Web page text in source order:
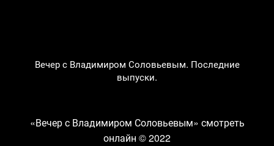
Вечер с Владимиром Соловьевым. Последние
выпуски.
«Вечер с Владимиром Соловьевым» смотреть
онлайн © 2022